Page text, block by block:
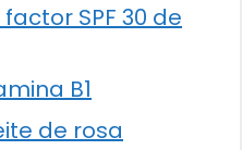
SPF 30 de
B1
de rosa